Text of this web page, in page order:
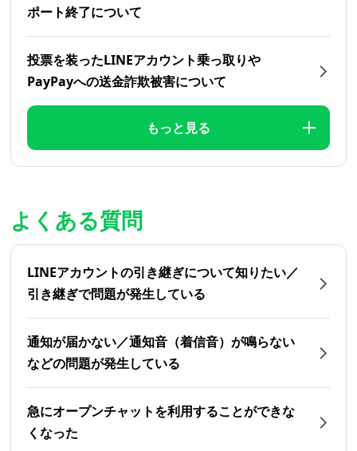
ポート終了について
投票を装ったLINEアカウント乗っ取りや
PayPayへの送金詐欺被害について
もっと見る
よくある質問
LINEアカウントの引き継ぎについて知りたい／
引き継ぎで問題が発生している
通知が届かない／通知音（着信音）が鳴らない
などの問題が発生している
急にオープンチャットを利用することができな
くなった